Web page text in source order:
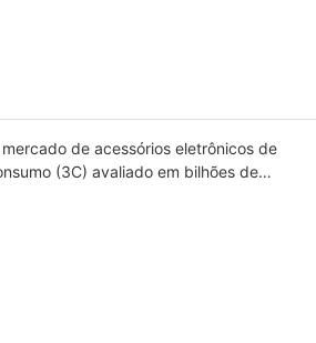
mercado de acessórios eletrônicos de
(3C) avaliado em bilhões de